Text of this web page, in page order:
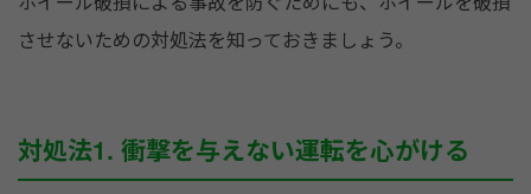
させないための対処法を知っておきましょう。
対処法1. 衝撃を与えない運転を心がける